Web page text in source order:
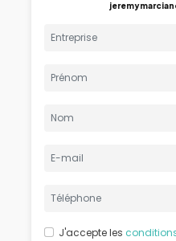
J'accepte les